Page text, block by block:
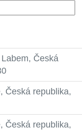
Česká
Česká republika,
Česká republika,